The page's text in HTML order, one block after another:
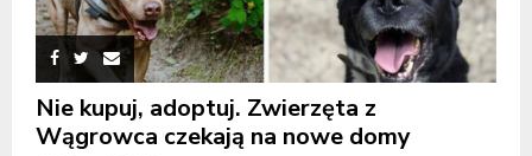
Nie kupuj, adoptuj. Zwierzęta z
Wągrowca czekają na nowe domy